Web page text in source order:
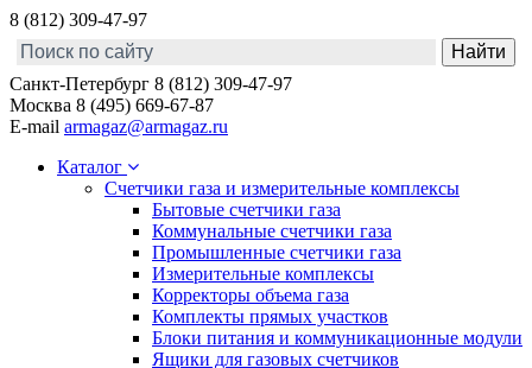
8 (812) 309-47-97
Санкт-Петербург 8 (812) 309-47-97
Москва 8 (495) 669-67-87
E-mail armagaz@armagaz.ru
Каталог
Счетчики газа и измерительные комплексы
Бытовые счетчики газа
Коммунальные счетчики газа
Промышленные счетчики газа
Измерительные комплексы
Корректоры объема газа
Комплекты прямых участков
Блоки питания и коммуникационные модули
Ящики для газовых счетчиков